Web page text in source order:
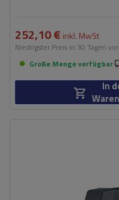
252,10 € inkl. MwSt
Niedrigster Preis in 30 Tagen
Große Menge verfügbar
In